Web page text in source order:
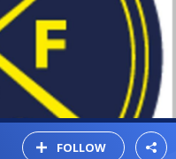
FOLLOW